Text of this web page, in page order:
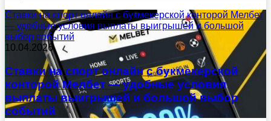
Ставки на спорт онлайн с букмекерской конторой Мелбет
— удобные условия выплаты выигрышей и большой
выбор событий
10.04.2026
Ставки на спорт онлайн с букмекерской
конторой Мелбет — удобные условия
выплаты выигрышей и большой выбор
событий